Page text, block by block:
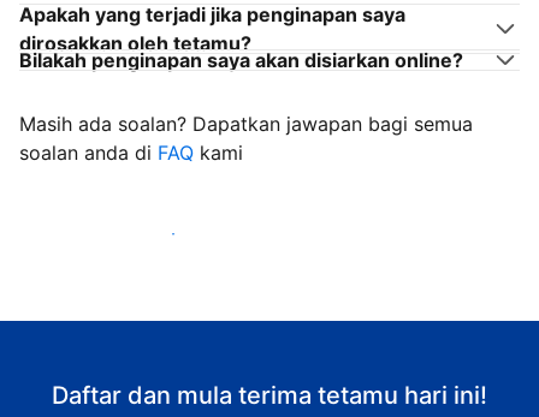
Apakah yang terjadi jika penginapan saya
dirosakkan oleh tetamu?
Bilakah penginapan saya akan disiarkan online?
Masih ada soalan? Dapatkan jawapan bagi semua
soalan anda di FAQ kami
Mula mengalu-alukan tetamu
Daftar dan mula terima tetamu hari ini!